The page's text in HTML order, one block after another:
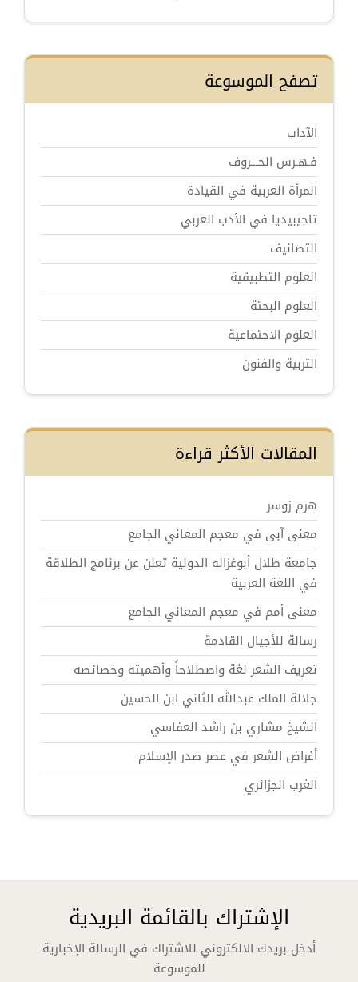
تصفح الموسوعة
الآداب
فـهـرس الحـــروف
المرأة العربية في القيادة
تاجيبيديا في الأدب العربي
التصانيف
العلوم التطبيقية
العلوم البحتة
العلوم الاجتماعية
التربية والفنون
المقالات الأكثر قراءة
هرم زوسر
معنى آبى في معجم المعاني الجامع
جامعة طلال أبوغزاله الدولية تعلن عن برنامج الطلاقة
في اللغة العربية
معنى أمم في معجم المعاني الجامع
رسالة للأجيال القادمة
تعريف الشعر لغة واصطلاحاً وأهميته وخصائصه
جلالة الملك عبدالله الثاني ابن الحسين
الشيخ مشاري بن راشد العفاسي
أغراض الشعر في عصر صدر الإسلام
الغرب الجزائري
الإشتراك بالقائمة البريدية
أدخل بريدك الالكتروني للاشتراك في الرسالة الإخبارية
للموسوعة